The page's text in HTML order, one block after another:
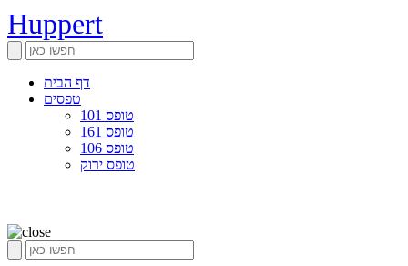
Huppert
דף הבית
טפסים
טופס 101
טופס 161
טופס 106
טופס ירוק